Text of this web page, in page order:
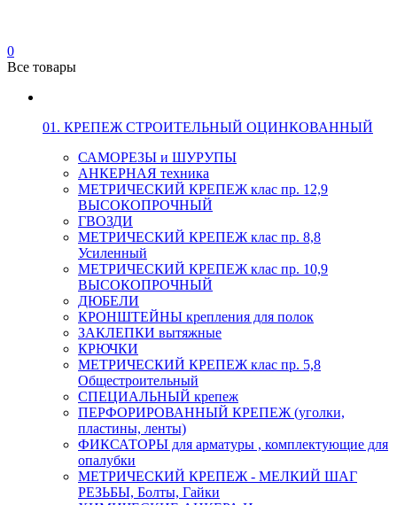
0
Все товары
01. КРЕПЕЖ СТРОИТЕЛЬНЫЙ ОЦИНКОВАННЫЙ
САМОРЕЗЫ и ШУРУПЫ
АНКЕРНАЯ техника
МЕТРИЧЕСКИЙ КРЕПЕЖ клас пр. 12,9
ВЫСОКОПРОЧНЫЙ
ГВОЗДИ
МЕТРИЧЕСКИЙ КРЕПЕЖ клас пр. 8,8
Усиленный
МЕТРИЧЕСКИЙ КРЕПЕЖ клас пр. 10,9
ВЫСОКОПРОЧНЫЙ
ДЮБЕЛИ
КРОНШТЕЙНЫ крепления для полок
ЗАКЛЕПКИ вытяжные
КРЮЧКИ
МЕТРИЧЕСКИЙ КРЕПЕЖ клас пр. 5,8
Общестроительный
СПЕЦИАЛЬНЫЙ крепеж
ПЕРФОРИРОВАННЫЙ КРЕПЕЖ (уголки,
пластины, ленты)
ФИКСАТОРЫ для арматуры , комплектующие для
опалубки
МЕТРИЧЕСКИЙ КРЕПЕЖ - МЕЛКИЙ ШАГ
РЕЗЬБЫ, Болты, Гайки